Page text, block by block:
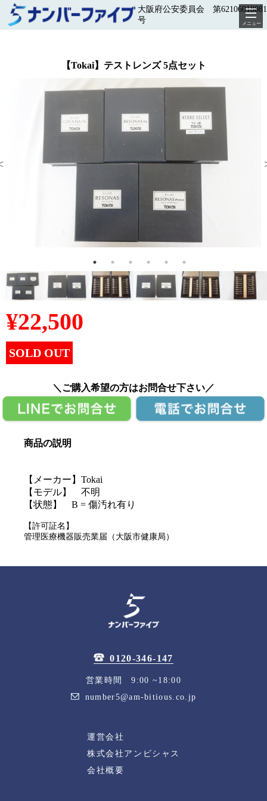
大阪府公安委員会 第
号
メニュー
【Tokai】テストレンズ 5点セット
¥22,500
SOLD OUT
＼ご購入希望の方はお問合せ下さい／
商品の説明
【メーカー】Tokai
【モデル】 不明
【状態】 B = 傷汚れ有り
【許可証名】
管理医療機器販売業届（大阪市健康局）
0120-346-147
営業時間 9:00 ~18:00
number5@am-bitious.co.jp
運営会社
株式会社アンビシャス
会社概要